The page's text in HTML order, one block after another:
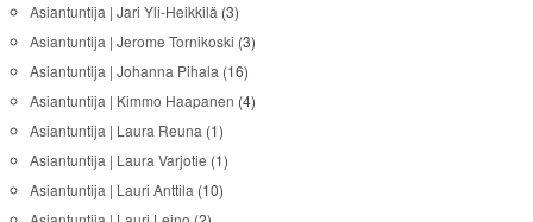
Asiantuntija | Jari Yli-Heikkilä (3)
Asiantuntija | Jerome Tornikoski (3)
Asiantuntija | Johanna Pihala (16)
Asiantuntija | Kimmo Haapanen (4)
Asiantuntija | Laura Reuna (1)
Asiantuntija | Laura Varjotie (1)
Asiantuntija | Lauri Anttila (10)